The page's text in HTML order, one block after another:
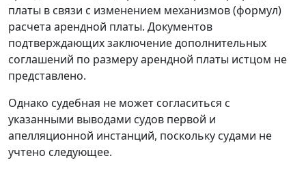
платы в связи с изменением механизмов (формул)
расчета арендной платы. Документов
подтверждающих заключение дополнительных
соглашений по размеру арендной платы истцом не
представлено.
Однако судебная не может согласиться с
указанными выводами судов первой и
апелляционной инстанций, поскольку судами не
учтено следующее.